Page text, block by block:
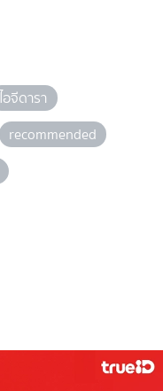
ไอจีดารา
recommended